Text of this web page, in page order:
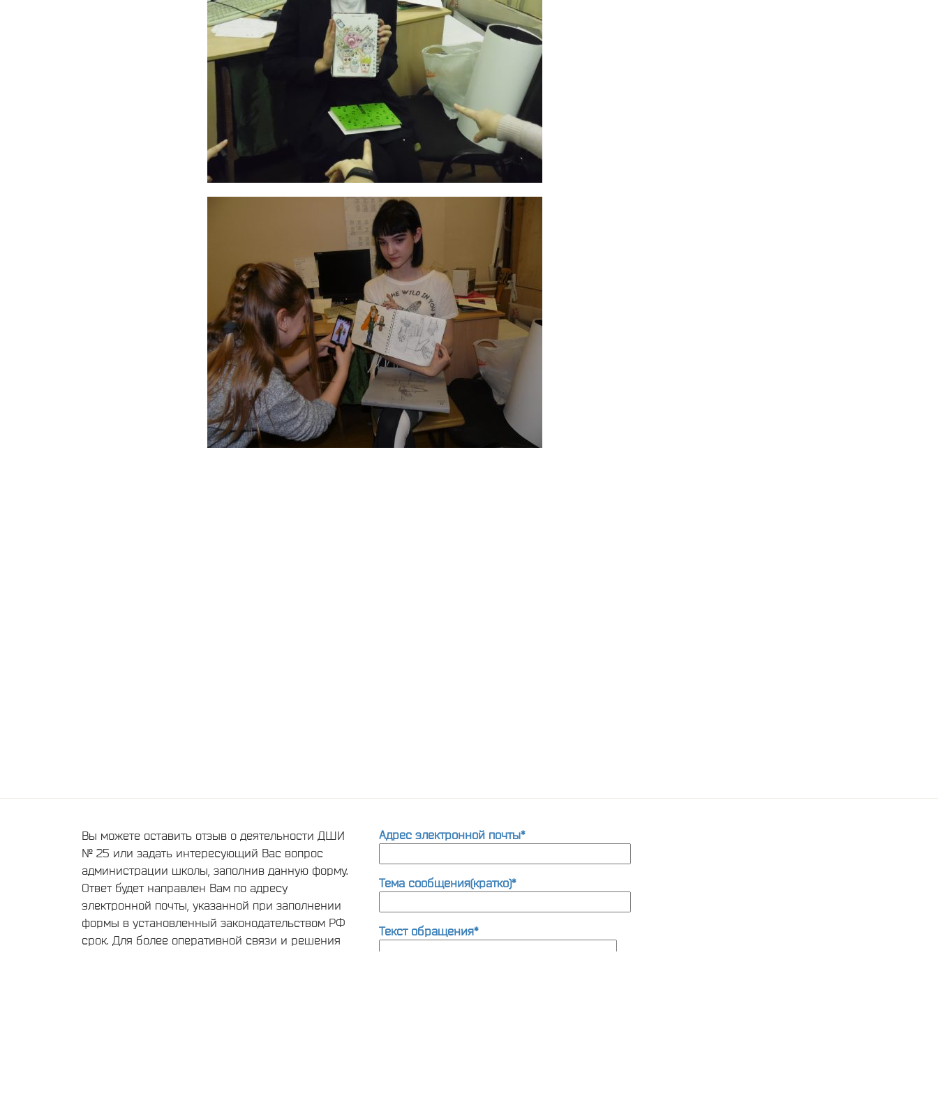
Вы можете оставить отзыв о деятельности ДШИ
№ 25 или задать интересующий Вас вопрос
администрации школы, заполнив данную форму.
Ответ будет направлен Вам по адресу
электронной почты, указанной при заполнении
формы в установленный законодательством РФ
срок. Для более оперативной связи и решения
Адрес электронной почты*
Тема сообщения(кратко)*
Текст обращения*